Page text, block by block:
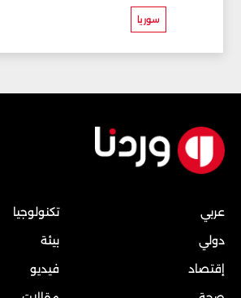
سوريا
عربي
دولي
إقتصاد
تكنولوجيا
بيئة
فيديو